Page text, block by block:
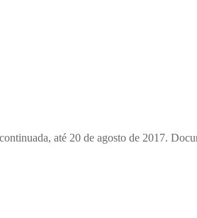
até 20 de agosto de 2017.